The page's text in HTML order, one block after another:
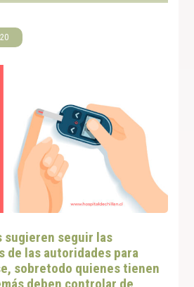
sugieren seguir las
de las autoridades para
sobretodo quienes tienen
deben controlar de